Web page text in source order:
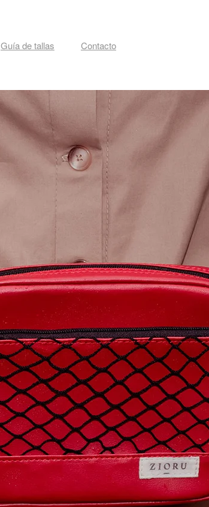
Guía de tallas Contacto